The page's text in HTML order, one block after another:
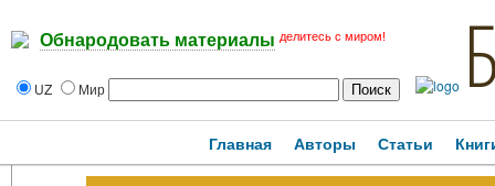
Обнародовать материалы делитесь с миром!
UZ Мир
Главная Авторы Статьи